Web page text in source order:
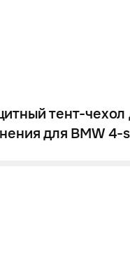
тент-чехол
для BMW 4-